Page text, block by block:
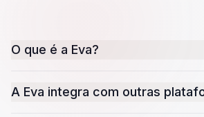
O que é a Eva?
A Eva integra com outras